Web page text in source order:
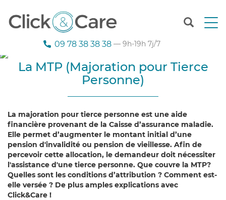
T
g
i
o
n
09 78 38 38 38 — 9h-19h 7j/7
La MTP (Majoration pour Tierce
Personne)
La majoration pour tierce personne est une aide
financière provenant de la Caisse d’assurance maladie.
Elle permet d’augmenter le montant initial d’une
pension d'invalidité ou pension de vieillesse. Afin de
percevoir cette allocation, le demandeur doit nécessiter
l'assistance d'une tierce personne. Que couvre la MTP?
Quelles sont les conditions d’attribution ? Comment est-
elle versée ? De plus amples explications avec
Click&Care !